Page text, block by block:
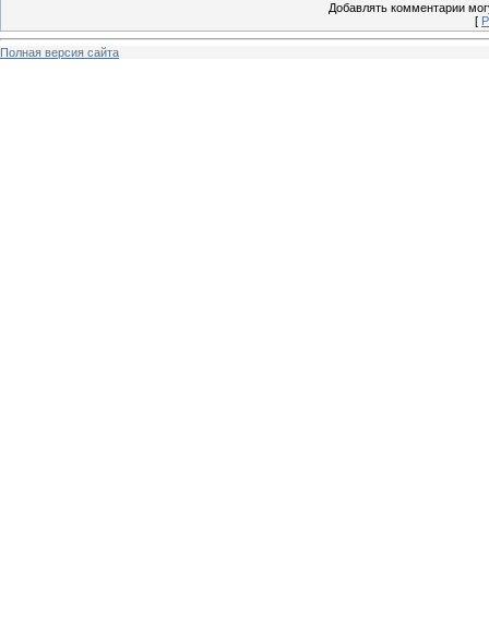
Добавлять комментарии
[
Полная версия сайта